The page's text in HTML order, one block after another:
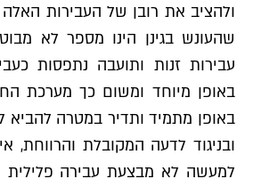
ולהציב את רובן של העבירות
שהעונש בגינן הינו מספר לא
עבירות זנות ותועבה נתפסות
באופן מיוחד ומשום כך מערכת
באופן מתמיד ותדיר במטרה להביא
ובניגוד לדעה המקובלת והרווחת,
למעשה לא מבצעת עבירה